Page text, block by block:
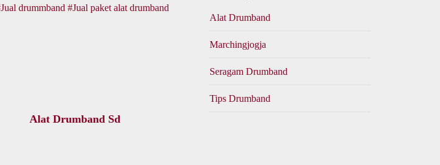
Jual drummband Jual paket alat drumband
Alat Drumband Sd
Alat Drumband
Marchingjogja
Seragam Drumband
Tips Drumband